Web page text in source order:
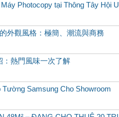
Photocopy tại Thông Tây Hội
外觀風格：極簡、潮流與商務
：熱門風味一次了解
Tường Samsung Cho Showroom